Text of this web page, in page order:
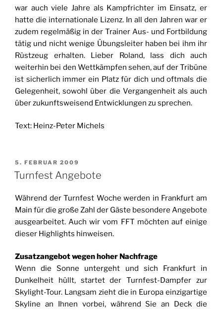
war auch viele Jahre als Kampfrichter im Einsatz, er
hatte die internationale Lizenz. In all den Jahren war er
zudem regelmäßig in der Trainer Aus- und Fortbildung
tätig und nicht wenige Übungsleiter haben bei ihm ihr
Rüstzeug erhalten. Lieber Roland, lass dich auch
weiterhin bei den Wettkämpfen sehen, auf der Tribüne
ist sicherlich immer ein Platz für dich und oftmals die
Gelegenheit, sowohl über die Vergangenheit als auch
über zukunftsweisend Entwicklungen zu sprechen.
Text: Heinz-Peter Michels
VERÖFFENTLICHT
AM
5. FEBRUAR 2009
Turnfest Angebote
Während der Turnfest Woche werden in Frankfurt am
Main für die große Zahl der Gäste besondere Angebote
ausgearbeitet. Auch wir vom FFT möchten auf einige
dieser Highlights hinweisen.
Zusatzangebot wegen hoher Nachfrage
Wenn die Sonne untergeht und sich Frankfurt in
Dunkelheit hüllt, startet der Turnfest-Dampfer zur
Skylight-Tour. Langsam zieht die in Europa einzigartige
Skyline an Ihnen vorbei, während Sie an Deck die